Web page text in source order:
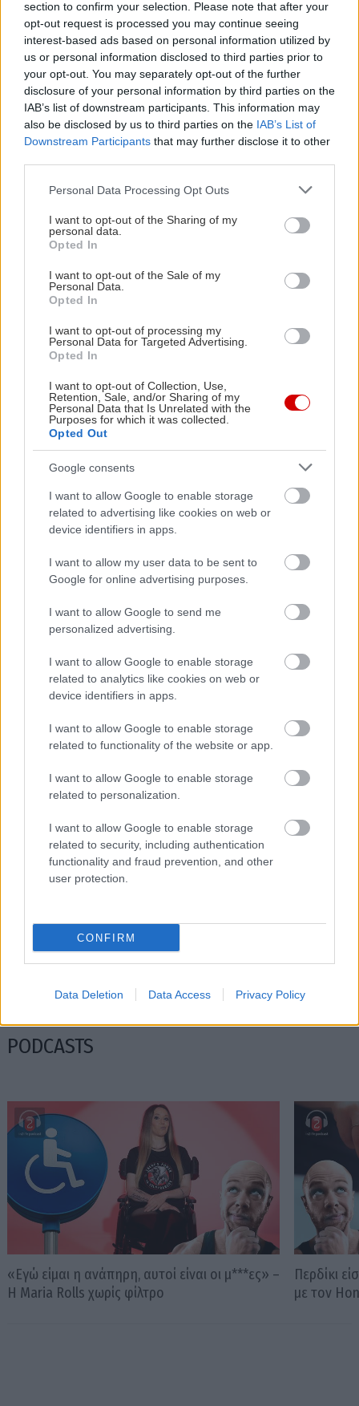
section to confirm your selection. Please note that after your
opt-out request is processed you may continue seeing
interest-based ads based on personal information utilized by
us or personal information disclosed to third parties prior to
your opt-out. You may separately opt-out of the further
disclosure of your personal information by third parties on the
IAB’s list of downstream participants. This information may
also be disclosed by us to third parties on the IAB’s List of
Downstream Participants that may further disclose it to other
Please note that this website/app uses one or more Google
not limited to your visit or usage behaviour. You may click to
grant or deny consent to Google and its third-party tags to
use your data for below specified purposes in below Google
consent section.
Personal Data Processing Opt Outs
I want to opt-out of the Sharing of my
personal data.
Opted In
I want to opt-out of the Sale of my
Personal Data.
Opted In
I want to opt-out of processing my
Personal Data for Targeted Advertising.
Opted In
I want to opt-out of Collection, Use,
Retention, Sale, and/or Sharing of my
Personal Data that Is Unrelated with the
Purposes for which it was collected.
Opted Out
Google consents
I want to allow Google to enable storage
related to advertising like cookies on web or
device identifiers in apps.
I want to allow my user data to be sent to
Google for online advertising purposes.
I want to allow Google to send me
personalized advertising.
I want to allow Google to enable storage
related to analytics like cookies on web or
device identifiers in apps.
I want to allow Google to enable storage
related to functionality of the website or app.
I want to allow Google to enable storage
related to personalization.
I want to allow Google to enable storage
related to security, including authentication
functionality and fraud prevention, and other
user protection.
CONFIRM
Data Deletion Data Access Privacy Policy
in2life team
Γεννήθηκε τον Νοέμβριο του 2005, βρήκε τον δρόμο της
(μαζί με την έμπνευση) στα στενά της Αθήνας, κι από τότε
μέχρι σήμερα δεν έχει σταματήσει να μεγαλώνει.
Αμετανόητα περίεργη, θα πάει με την ίδια ευκολία σε
συνοικιακά κουτούκια και σε τρέντι μπαρ, και θα σου μιλήσει
με τον ίδιο ενθουσιασμό για τα ταξίδια της, τα νέα της
και τις τελευταίες τάσεις σε διατροφή και άσκηση. Υπόσχεται
πως μόνο ό,τι αξίζει γίνεται byte.
Διαβάστε επίσης
Μείνε Αύγουστο στην Αθήνα κι άσε τους
άλλους να λένε
Πώς θα
PODCASTS
«Εγώ είμαι η ανάπηρη, αυτοί είναι οι μ***ες» –
Η Maria Rolls χωρίς φίλτρο
Περδίκι
με τον